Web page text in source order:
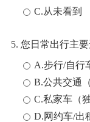
C.从未看到
5. 您日常出行主
A.步行/自行
B.公共交通
C.私家车（
D.网约车/出